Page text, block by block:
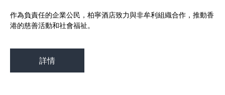
作為負責任的企業公民，柏寧酒店致力與非牟利組織合作，推動香
港的慈善活動和社會福祉。
詳情